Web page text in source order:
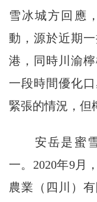
雪冰城方回應
動，源於近期
港，同時川渝
一段時間優化
緊張的情況，但
安岳是蜜雪
一。2020年9月
農業（四川）